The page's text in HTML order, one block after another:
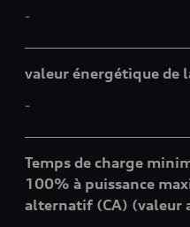
-
valeur énergétique de
-
Temps de charge
100% à puissance
alternatif (CA) (valeur